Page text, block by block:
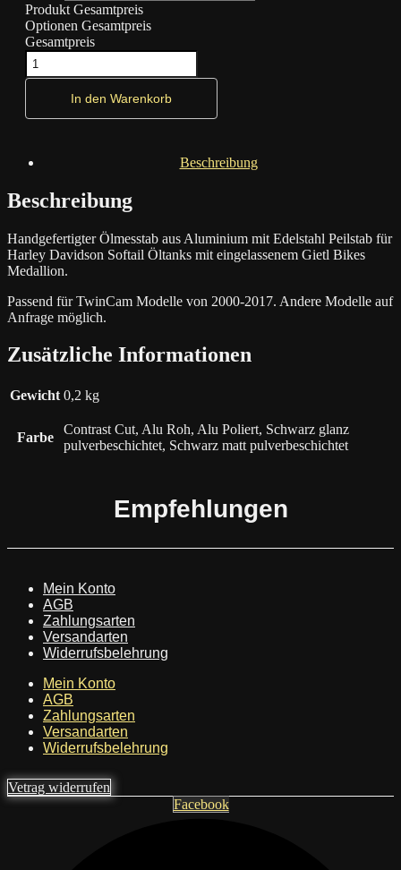
Produkt Gesamtpreis
Optionen Gesamtpreis
Gesamtpreis
Ölmessstab
Menge
In den Warenkorb
Beschreibung
Beschreibung
Handgefertigter Ölmesstab aus Aluminium mit Edelstahl Peilstab für
Harley Davidson Softail Öltanks mit eingelassenem Gietl Bikes
Medallion.
Passend für TwinCam Modelle von 2000-2017. Andere Modelle auf
Anfrage möglich.
Zusätzliche Informationen
Gewicht 0,2 kg
Farbe
Contrast Cut, Alu Roh, Alu Poliert, Schwarz glanz
pulverbeschichtet, Schwarz matt pulverbeschichtet
Empfehlungen
Mein Konto
AGB
Zahlungsarten
Versandarten
Widerrufsbelehrung
Mein Konto
AGB
Zahlungsarten
Versandarten
Widerrufsbelehrung
Vetrag widerrufen
Facebook